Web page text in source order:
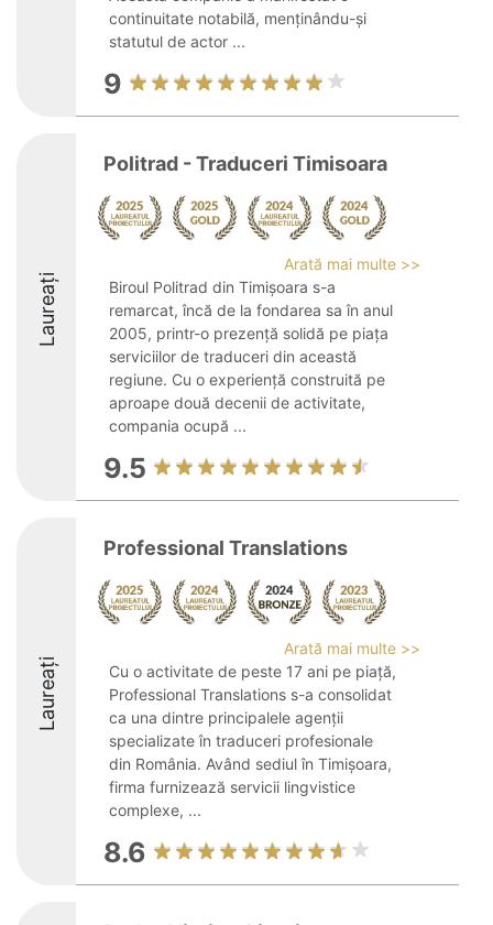
continuitate notabilă, menținându-și
statutul de actor ...
9
Laureați
Politrad - Traduceri Timisoara
Arată mai multe >>
Biroul Politrad din Timișoara s-a
remarcat, încă de la fondarea sa în anul
2005, printr-o prezență solidă pe piața
serviciilor de traduceri din această
regiune. Cu o experiență construită pe
aproape două decenii de activitate,
compania ocupă ...
9.5
Laureați
Professional Translations
Arată mai multe >>
Cu o activitate de peste 17 ani pe piață,
Professional Translations s-a consolidat
ca una dintre principalele agenții
specializate în traduceri profesionale
din România. Având sediul în Timișoara,
firma furnizează servicii lingvistice
complexe, ...
8.6